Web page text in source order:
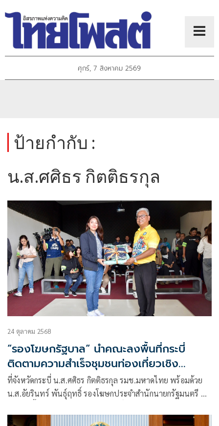
ศุกร์, 7 สิงหาคม 2569
ป้ายกำกับ :
น.ส.ศศิธร กิตติธรกุล
24 ตุลาคม 2568
“รองโฆษกรัฐบาล“ นำคณะลงพื้นที่กระบี่
ติดตามความสำเร็จชุมชนท่องเที่ยวเชิง
สร้างสรรค์ - ถ่ายทอดภูมิปัญญาท้องถิ่น
ที่จังหวัดกระบี่ น.ส.ศศิธร กิตติธรกุล รมช.มหาดไทย พร้อมด้วย
น.ส.อัยรินทร์ พันธุ์ฤทธิ์ รองโฆษกประจำสำนักนายกรัฐมนตรี นำ
นายก อบจ.กระบี่ และนายกิตติ กิตติธรกุล สส.กระบี่